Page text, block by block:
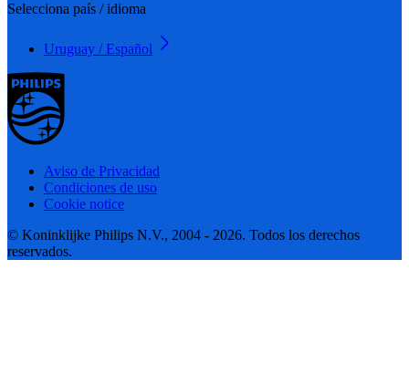
Selecciona país / idioma
Uruguay / Español
Aviso de Privacidad
Condiciones de uso
Cookie notice
© Koninklijke Philips N.V., 2004 - 2026. Todos los derechos
reservados.